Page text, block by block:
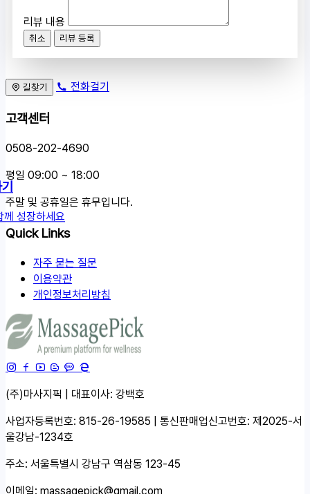
리뷰 내용
취소 리뷰 등록
길찾기 전화걸기
고객센터
0508-202-4690
평일 09:00 ~ 18:00
주말 및 공휴일은 휴무입니다.
Quick Links
자주 묻는 질문
이용약관
개인정보처리방침
(주)마사지픽 | 대표이사: 강백호
사업자등록번호: 815-26-19585 | 통신판매업신고번호: 제2025-서
울강남-1234호
주소: 서울특별시 강남구 역삼동 123-45
이메일: massagepick@gmail.com
성장하세요